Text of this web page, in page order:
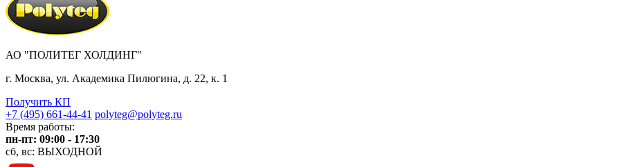
АО "ПОЛИТЕГ ХОЛДИНГ"
г. Москва, ул. Академика Пилюгина, д. 22, к. 1
Получить КП
+7 (495) 661-44-41 polyteg@polyteg.ru
Время работы:
пн-пт: 09:00 - 17:30
сб, вс: ВЫХОДНОЙ